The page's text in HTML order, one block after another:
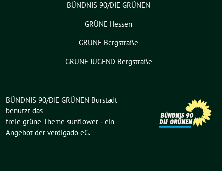
BÜNDNIS 90/DIE GRÜNEN
GRÜNE Hessen
GRÜNE Bergstraße
GRÜNE JUGEND Bergstraße
BÜNDNIS 90/DIE GRÜNEN Bürstadt
benutzt das
freie grüne Theme sunflower ‐ ein
Angebot der verdigado eG.